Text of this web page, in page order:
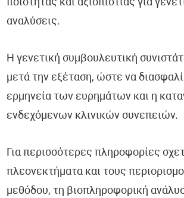
ποιότητας και αξιοπιστίας για
αναλύσεις.
Η γενετική συμβουλευτική
μετά την εξέταση, ώστε να
ερμηνεία των ευρημάτων και η
ενδεχόμενων κλινικών συνεπειών.
Για περισσότερες πληροφορίες
πλεονεκτήματα και τους
μεθόδου, τη βιοπληροφορική